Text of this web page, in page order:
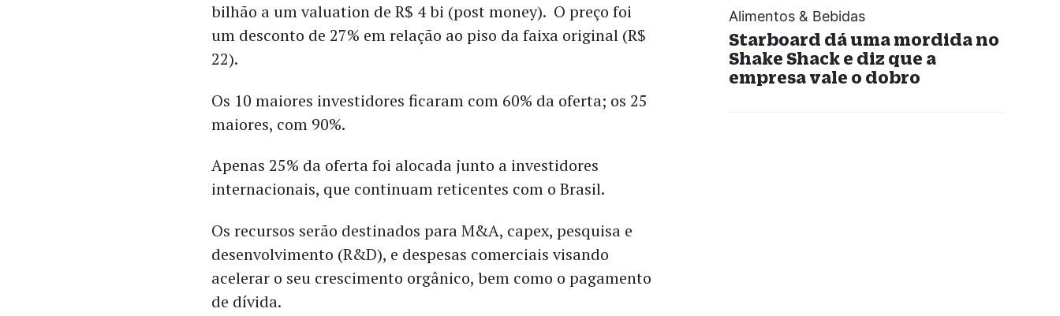
bilhão a um valuation de R$ 4 bi (post money). O preço foi
um desconto de 27% em relação ao piso da faixa original (R$
22).
Os 10 maiores investidores ficaram com 60% da oferta; os 25
maiores, com 90%.
Apenas 25% da oferta foi alocada junto a investidores
internacionais, que continuam reticentes com o Brasil.
Os recursos serão destinados para M&A, capex, pesquisa e
desenvolvimento (R&D), e despesas comerciais visando
acelerar o seu crescimento orgânico, bem como o pagamento
de dívida.
Alimentos & Bebidas
Starboard dá uma mordida no
Shake Shack e diz que a
empresa vale o dobro